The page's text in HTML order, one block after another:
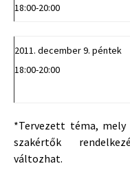
18:00-20:00
2011. december 9. péntek
18:00-20:00
*Tervezett téma, mely
szakértők
változhat.